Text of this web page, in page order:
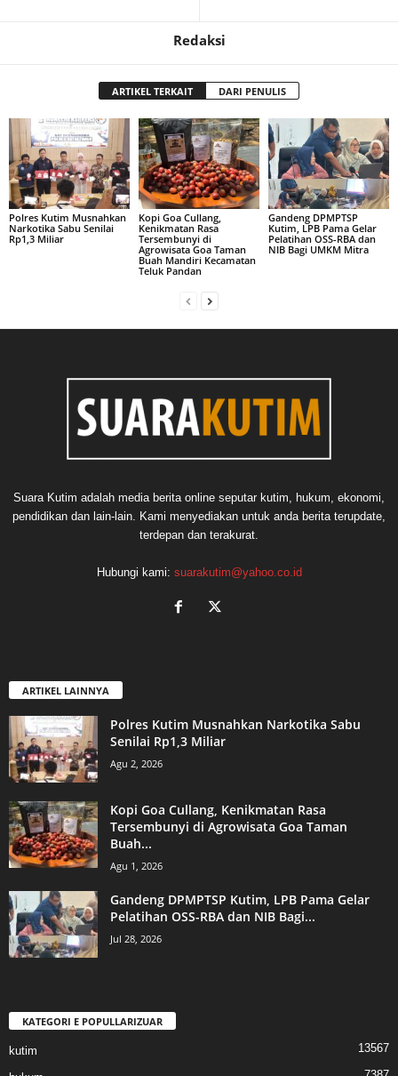
Redaksi
ARTIKEL TERKAIT DARI PENULIS
Polres Kutim Musnahkan
Narkotika Sabu Senilai
Rp1,3 Miliar
Kopi Goa Cullang,
Kenikmatan Rasa
Tersembunyi di
Agrowisata Goa Taman
Buah Mandiri Kecamatan
Teluk Pandan
Gandeng DPMPTSP
Kutim, LPB Pama Gelar
Pelatihan OSS-RBA dan
NIB Bagi UMKM Mitra
Suara Kutim adalah media berita online seputar kutim, hukum, ekonomi,
pendidikan dan lain-lain. Kami menyediakan untuk anda berita terupdate,
terdepan dan terakurat.
Hubungi kami: suarakutim@yahoo.co.id
ARTIKEL LAINNYA
Polres Kutim Musnahkan Narkotika Sabu
Senilai Rp1,3 Miliar
Agu 2, 2026
Kopi Goa Cullang, Kenikmatan Rasa
Tersembunyi di Agrowisata Goa Taman
Buah...
Agu 1, 2026
Gandeng DPMPTSP Kutim, LPB Pama Gelar
Pelatihan OSS-RBA dan NIB Bagi...
Jul 28, 2026
KATEGORI E POPULLARIZUAR
kutim 13567